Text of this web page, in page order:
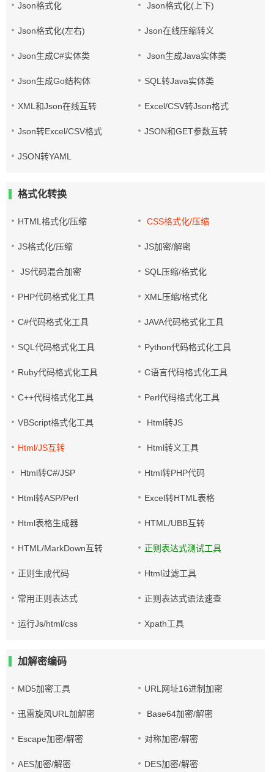
Json格式化 Json格式化(上下)
Json格式化(左右) Json在线压缩转义
Json生成C#实体类 Json生成Java实体类
Json生成Go结构体 SQL转Java实体类
XML和Json在线互转 Excel/CSV转Json格式
Json转Excel/CSV格式 JSON和GET参数互转
JSON转YAML
格式化转换
HTML格式化/压缩 CSS格式化/压缩
JS格式化/压缩 JS加密/解密
JS代码混合加密 SQL压缩/格式化
PHP代码格式化工具 XML压缩/格式化
C#代码格式化工具 JAVA代码格式化工具
SQL代码格式化工具 Python代码格式化工具
Ruby代码格式化工具 C语言代码格式化工具
C++代码格式化工具 Perl代码格式化工具
VBScript格式化工具 Html转JS
Html/JS互转 Html转义工具
Html转C#/JSP Html转PHP代码
Html转ASP/Perl Excel转HTML表格
Html表格生成器 HTML/UBB互转
HTML/MarkDown互转 正则表达式测试工具
正则生成代码 Html过滤工具
常用正则表达式 正则表达式语法速查
运行Js/html/css Xpath工具
加解密编码
MD5加密工具 URL网址16进制加密
迅雷旋风URL加解密 Base64加密/解密
Escape加密/解密 对称加密/解密
AES加密/解密 DES加密/解密